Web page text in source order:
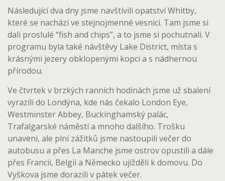
Následující dva dny jsme navštívili opatství Whitby,
které se nachází ve stejnojmenné vesnici. Tam jsme si
dali proslulé “fish and chips”, a to jsme si pochutnali. V
programu byla také návštěvy Lake District, místa s
krásnými jezery obklopenými kopci a s nádhernou
přírodou.
Ve čtvrtek v brzkých ranních hodinách jsme už sbalení
vyrazili do Londýna, kde nás čekalo London Eye,
Westminster Abbey, Buckinghamský palác,
Trafalgarské náměstí a mnoho dalšího. Trošku
unaveni, ale plní zážitků jsme nastoupili večer do
autobusu a přes La Manche jsme ostrov opustili a dále
přes Francii, Belgii a Německo ujížděli k domovu. Do
Vyškova jsme dorazili v pátek večer.